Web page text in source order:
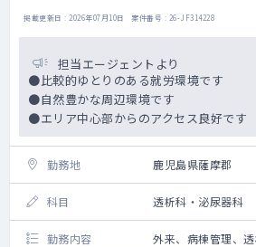
掲載更新日 : 2026年07月10日 案件番号 : 26-JF314228
担当エージェントより
●比較的ゆとりのある就労環境です
●自然豊かな周辺環境です
●エリア中心部からのアクセス良好です
勤務地 鹿児島県薩摩郡
科目 透析科・泌尿器科
勤務内容 外来、病棟管理、